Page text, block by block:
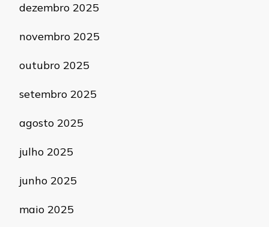
dezembro 2025
novembro 2025
outubro 2025
setembro 2025
agosto 2025
julho 2025
junho 2025
maio 2025